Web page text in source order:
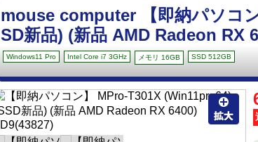
mouse computer 【即納パソコ
SD新品) (新品 AMD Radeon RX
Windows11 Pro Intel Core i7 3GHz メモリ 16GB SSD 512GB